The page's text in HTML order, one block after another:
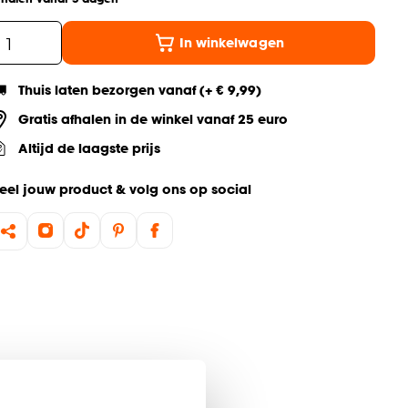
In winkelwagen
Thuis laten bezorgen vanaf (+ € 9,99)
Gratis afhalen in de winkel vanaf 25 euro
Altijd de laagste prijs
jouw product & volg ons op social